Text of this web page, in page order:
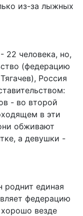
из-за лыжных
22 человека, но,
(федерацию
Россия
- во второй
в эти
обживают
а девушки -
роднит единая
федерацию
везде